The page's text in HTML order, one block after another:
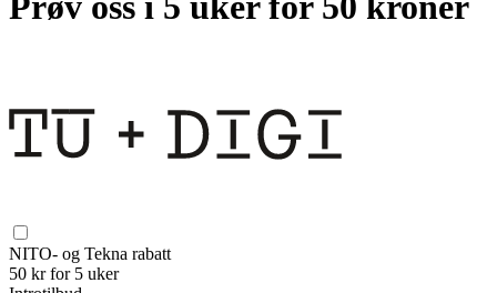
NITO- og Tekna rabatt
50 kr for 5 uker